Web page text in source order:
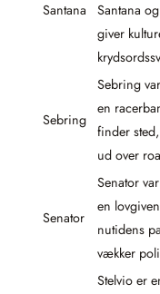
Santana
Santana
giver
Sebring
Sebring
en
finder
ud over
Senator
Senator
en
nutidens
vækker
Stelvio er